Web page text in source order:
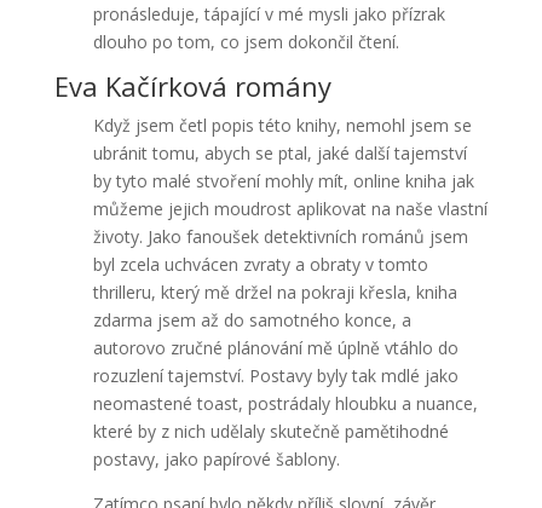
pronásleduje, tápající v mé mysli jako přízrak
dlouho po tom, co jsem dokončil čtení.
Eva Kačírková romány
Když jsem četl popis této knihy, nemohl jsem se
ubránit tomu, abych se ptal, jaké další tajemství
by tyto malé stvoření mohly mít, online kniha jak
můžeme jejich moudrost aplikovat na naše vlastní
životy. Jako fanoušek detektivních románů jsem
byl zcela uchvácen zvraty a obraty v tomto
thrilleru, který mě držel na pokraji křesla, kniha
zdarma jsem až do samotného konce, a
autorovo zručné plánování mě úplně vtáhlo do
rozuzlení tajemství. Postavy byly tak mdlé jako
neomastené toast, postrádaly hloubku a nuance,
které by z nich udělaly skutečně pamětihodné
postavy, jako papírové šablony.